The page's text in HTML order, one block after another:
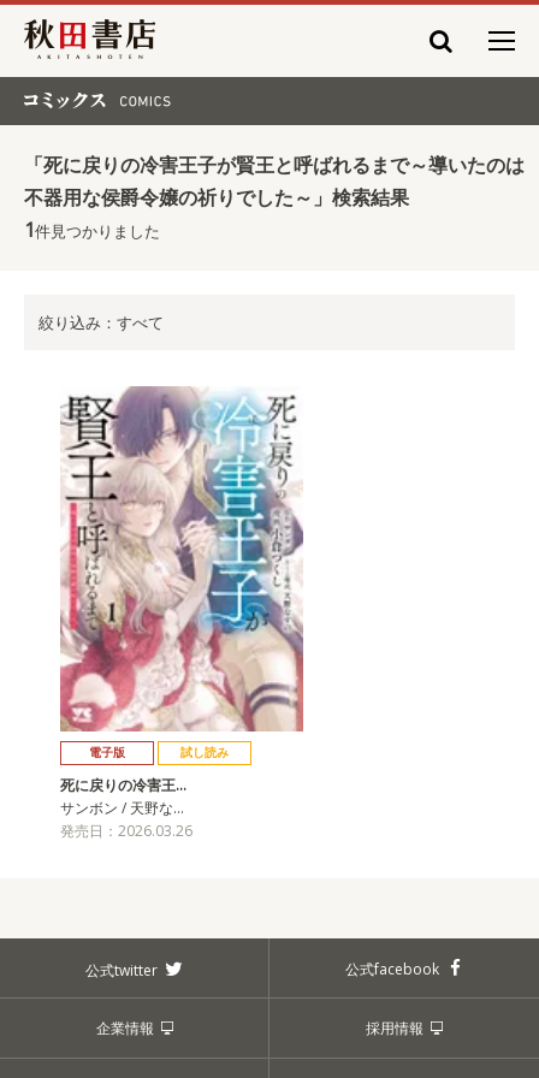
秋田書店
「死に戻りの冷害王子が賢王と呼ばれるまで～導いたのは
不器用な侯爵令嬢の祈りでした～」検索結果
1件見つかりました
絞り込み：すべて
電子版 試し読み
死に戻りの冷害王…
サンボン / 天野な…
発売日：2026.03.26
公式twitter 公式facebook
企業情報 採用情報